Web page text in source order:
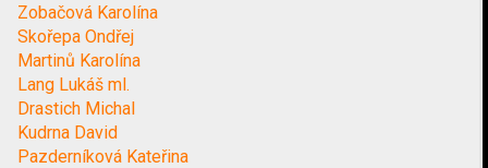
Zobačová Karolína
Skořepa Ondřej
Martinů Karolína
Lang Lukáš ml.
Drastich Michal
Kudrna David
Pazderníková Kateřina